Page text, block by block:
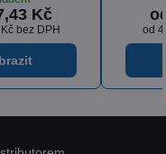
od 36,18 Kč
od 29,90 Kč